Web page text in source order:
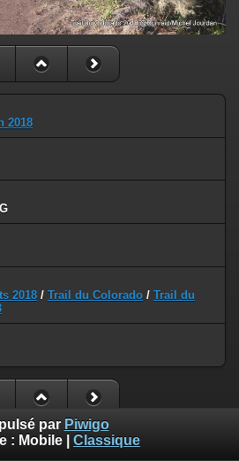
2018
2018 / Trail du Colorado / Trail du
par Piwigo
: Mobile Classique